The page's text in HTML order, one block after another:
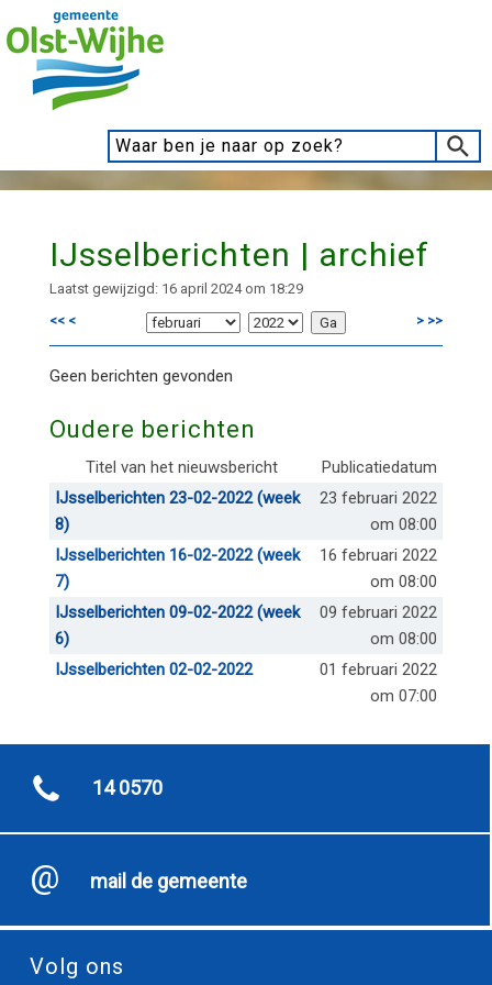
IJsselberichten | archief
Laatst gewijzigd: 16 april 2024 om 18:29
<< < > >>
Geen berichten gevonden
Oudere berichten
Titel van het nieuwsbericht
Publicatiedatum
IJsselberichten 23-02-2022 (week
8)
23 februari 2022
om 08:00
IJsselberichten 16-02-2022 (week
7)
16 februari 2022
om 08:00
IJsselberichten 09-02-2022 (week
6)
09 februari 2022
om 08:00
IJsselberichten 02-02-2022
01 februari 2022
om 07:00
14 0570
mail de gemeente
Volg ons